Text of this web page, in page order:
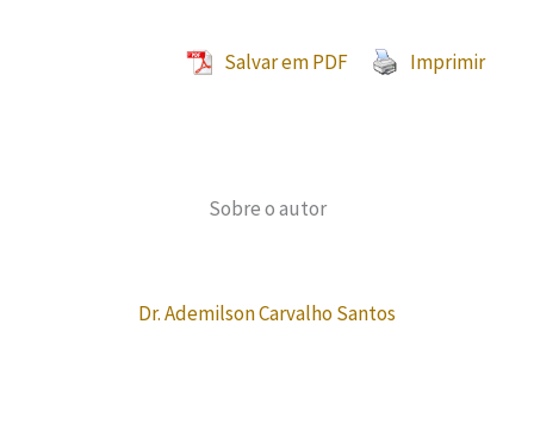
Salvar em PDF Imprimir
Sobre o autor
Dr. Ademilson Carvalho Santos